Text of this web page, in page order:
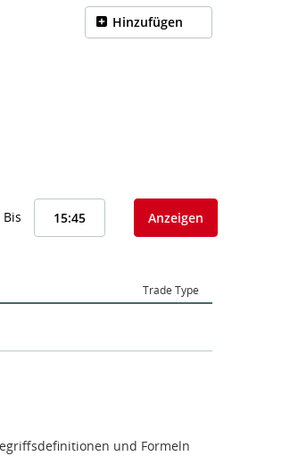
Hinzufügen
Bis Anzeigen
Trade Type
und Formeln